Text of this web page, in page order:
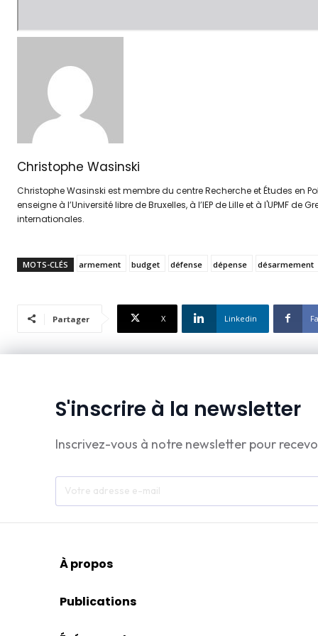
Christophe Wasinski
Christophe Wasinski est membre du centre Recherche et Études en
enseigne à l’Université libre de Bruxelles, à l’IEP de Lille et à l'UPMF
internationales.
MOTS-CLÉS armement budget défense dépense désarmement
Partager X Linkedin
S'inscrire à la newsletter
Inscrivez-vous à notre newsletter pour
À propos
Publications